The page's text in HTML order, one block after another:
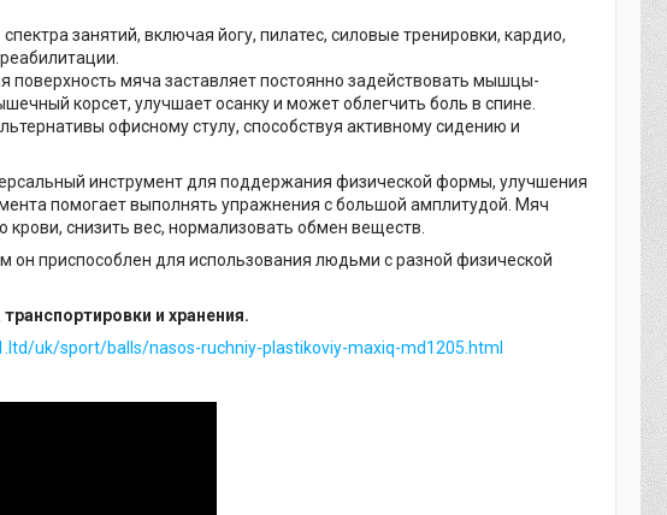
занятий, включая йогу, пилатес, силовые тренировки, кардио,
поверхность мяча заставляет постоянно задействовать мышцы-
корсет, улучшает осанку и может облегчить боль в спине.
офисному стулу, способствуя активному сидению и
инструмент для поддержания физической формы, улучшения
помогает выполнять упражнения с большой амплитудой. Мяч
снизить вес, нормализовать обмен веществ.
он приспособлен для использования людьми с разной физической
и хранения.
uk/sport/balls/nasos-ruchniy-plastikoviy-maxiq-md1205.html